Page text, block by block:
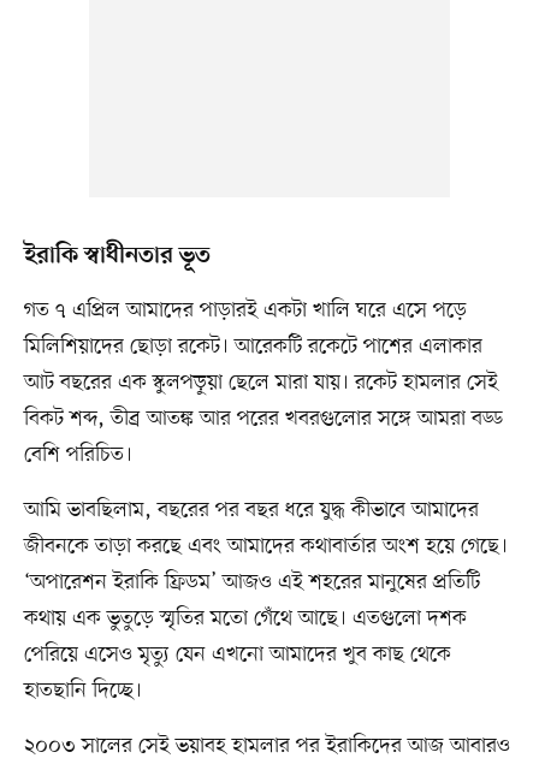
ইরাকি স্বাধীনতার ভূত
গত ৭ এপ্রিল আমাদের পাড়ারই একটা খালি ঘরে এসে পড়ে
মিলিশিয়াদের ছোড়া রকেট। আরেকটি রকেটে পাশের এলাকার
আট বছরের এক স্কুলপড়ুয়া ছেলে মারা যায়। রকেট হামলার সেই
বিকট শব্দ, তীব্র আতঙ্ক আর পরের খবরগুলোর সঙ্গে আমরা বড্ড
বেশি পরিচিত।
আমি ভাবছিলাম, বছরের পর বছর ধরে যুদ্ধ কীভাবে আমাদের
জীবনকে তাড়া করছে এবং আমাদের কথাবার্তার অংশ হয়ে গেছে।
‘অপারেশন ইরাকি ফ্রিডম’ আজও এই শহরের মানুষের প্রতিটি
কথায় এক ভুতুড়ে স্মৃতির মতো গেঁথে আছে। এতগুলো দশক
পেরিয়ে এসেও মৃত্যু যেন এখনো আমাদের খুব কাছ থেকে
হাতছানি দিচ্ছে।
২০০৩ সালের সেই ভয়াবহ হামলার পর ইরাকিদের আজ আবারও